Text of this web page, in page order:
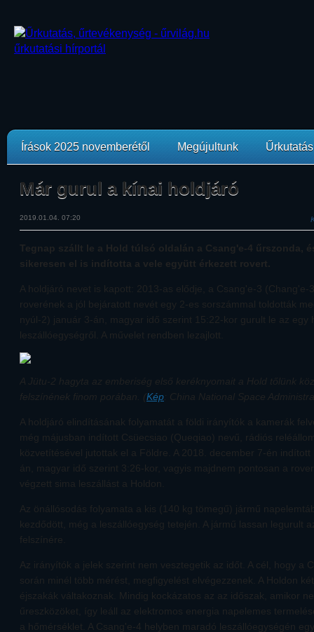
Írások 2025 novemberétől Megújultunk
Már gurul a kínai holdjáró
2019.01.04. 07:20
Tegnap szállt le a Hold túlsó oldalán a Csang'e-4 űrszonda,
sikeresen el is indította a vele együtt érkezett rovert.
A holdjáró nevet is kapott: 2013-as elődje, a Csang'e-3
roverének a jól bejáratott nevét egy 2-es sorszámmal toldották
nyúl-2) január 3-án, magyar idő szerint 15:22-kor gurult le az egy
leszállóegységről. A művelet rendben lezajlott.
A Jütu-2 hagyta az emberiség első keréknyomait a Hold tőlünk
felszínének finom porában. (Kép: China National Space
A holdjáró elindításának folyamatát a földi irányítók a kamerák
még májusban indított Csüecsiao (Queqiao) nevű, rádiós
közvetítésével jutottak el a Földre. A 2018. december 7-én
án, magyar idő szerint 3:26-kor, vagyis majdnem pontosan a
végzett sima leszállást a Holdon.
Az önállósodás folyamata a kis (140 kg tömegű) jármű
kezdődött, még a leszállóegység tetején. A jármű lassan legurult
felszínére.
Az irányítók a jelek szerint nem vesztegetik az időt. A cél, hogy a
során minél több mérést, megfigyelést elvégezzenek. A Holdon
éjszakák váltakoznak. Mindig kockázatos az az időszak, amikor
űreszközöket, így leáll az elektromos energia napelemes
a hőmérséklet. A Csang'e-4 helyben maradó leszállóegységén